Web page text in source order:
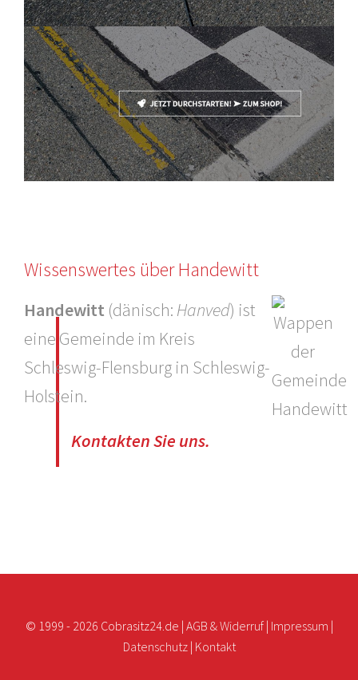
Wissenswertes über Handewitt
Handewitt (dänisch: Hanved) ist
eine Gemeinde im Kreis
Schleswig-Flensburg in Schleswig-
Holstein.
Kontakten Sie uns.
© 1999 - 2026 Cobrasitz24.de | AGB & Widerruf| Impressum |
Datenschutz| Kontakt